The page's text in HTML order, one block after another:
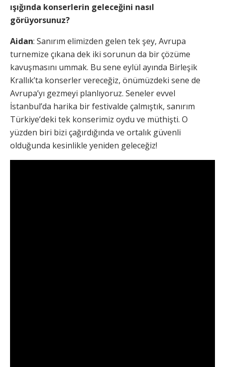
ışığında konserlerin geleceğini nasıl
görüyorsunuz?
Aidan: Sanırım elimizden gelen tek şey, Avrupa
turnemize çıkana dek iki sorunun da bir çözüme
kavuşmasını ummak. Bu sene eylül ayında Birleşik
Krallık’ta konserler vereceğiz, önümüzdeki sene de
Avrupa’yı gezmeyi planlıyoruz. Seneler evvel
İstanbul’da harika bir festivalde çalmıştık, sanırım
Türkiye’deki tek konserimiz oydu ve müthişti. O
yüzden biri bizi çağırdığında ve ortalık güvenli
olduğunda kesinlikle yeniden geleceğiz!